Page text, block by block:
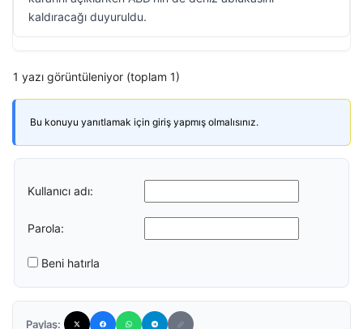
kaldıracağı duyuruldu.
1 yazı görüntüleniyor (toplam 1)
Bu konuyu yanıtlamak için giriş yapmış olmalısınız.
Kullanıcı adı:
Parola:
Beni hatırla
Paylaş: